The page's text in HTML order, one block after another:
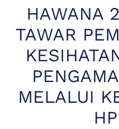
HAWANA
TAWAR
MELALUI